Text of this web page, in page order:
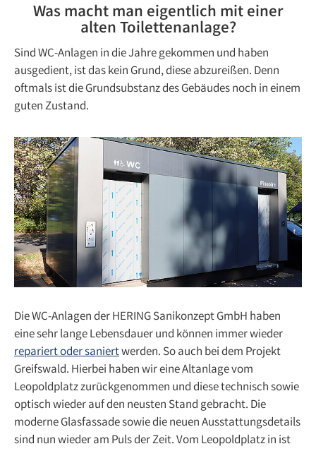
Was macht man eigentlich mit einer
alten Toilettenanlage?
Sind WC-Anlagen in die Jahre gekommen und haben
ausgedient, ist das kein Grund, diese abzureißen. Denn
oftmals ist die Grundsubstanz des Gebäudes noch in einem
guten Zustand.
Die WC-Anlagen der HERING Sanikonzept GmbH haben
eine sehr lange Lebensdauer und können immer wieder
repariert oder saniertwerden. So auch bei dem Projekt
Greifswald. Hierbei haben wir eine Altanlage vom
Leopoldplatz zurückgenommen und diese technisch sowie
optisch wieder auf den neusten Stand gebracht. Die
moderne Glasfassade sowie die neuen Ausstattungsdetails
sind nun wieder am Puls der Zeit. Vom Leopoldplatz in ist